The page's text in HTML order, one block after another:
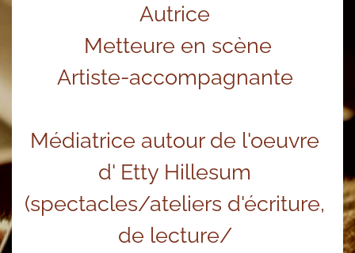
Autrice
Metteure en scène
Artiste-accompagnante
Médiatrice autour de l'oeuvre
d' Etty Hillesum
(spectacles/ateliers d'écriture,
de lecture/